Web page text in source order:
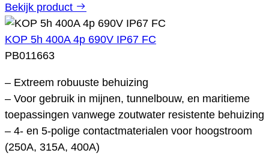
Bekijk product
KOP 5h 400A 4p 690V IP67 FC
PB011663
– Extreem robuuste behuizing
– Voor gebruik in mijnen, tunnelbouw, en maritieme
toepassingen vanwege zoutwater resistente behuizing
– 4- en 5-polige contactmaterialen voor hoogstroom
(250A, 315A, 400A)